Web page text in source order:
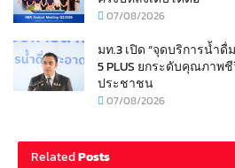
07/08/2026
มท.3 เปิด “จุดบริการน้ำ
5 PLUS ยกระดับคุณภาพ
ประชาชน
07/08/2026
RelatedPosts